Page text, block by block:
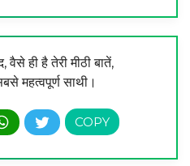
ही है तेरी मीठी बातें,
महत्वपूर्ण साथी।